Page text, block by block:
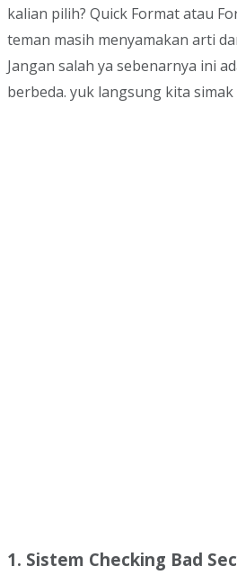
kalian pilih? Quick Format atau
teman masih menyamakan arti
Jangan salah ya sebenarnya ini
berbeda. yuk langsung kita
1. Sistem Checking Bad